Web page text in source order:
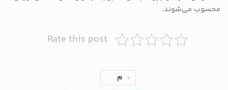
محسوب می‌شوند.
Rate this post
م